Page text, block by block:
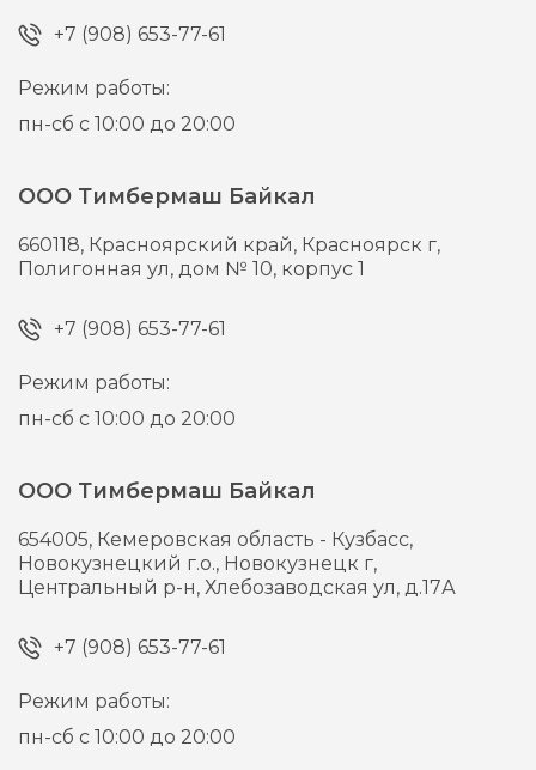
+7 (908) 653-77-61
Режим работы:
пн-сб с 10:00 до 20:00
ООО Тимбермаш Байкал
660118, Красноярский край, Красноярск г,
Полигонная ул, дом № 10, корпус 1
+7 (908) 653-77-61
Режим работы:
пн-сб с 10:00 до 20:00
ООО Тимбермаш Байкал
654005, Кемеровская область - Кузбасс,
Новокузнецкий г.о., Новокузнецк г,
Центральный р-н, Хлебозаводская ул, д.17А
+7 (908) 653-77-61
Режим работы:
пн-сб с 10:00 до 20:00